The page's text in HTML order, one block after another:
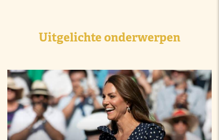
Uitgelichte onderwerpen